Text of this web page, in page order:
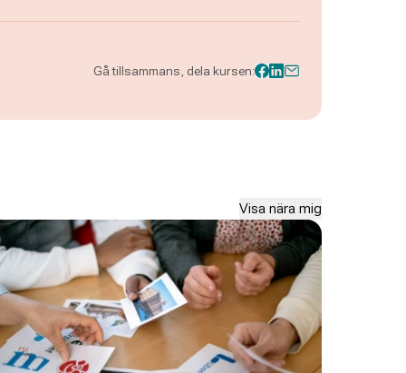
gränser Gå tillsammans, dela kursen:
Visa nära mig